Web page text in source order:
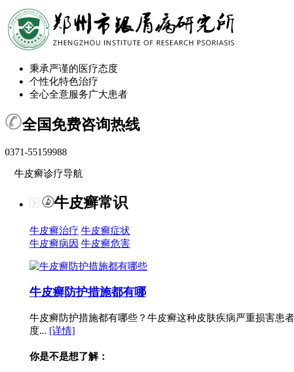
秉承严谨的医疗态度
个性化特色治疗
全心全意服务广大患者
全国免费咨询热线
0371-55159988
牛皮癣诊疗导航
牛皮癣常识
牛皮癣治疗 牛皮癣症状
牛皮癣病因 牛皮癣危害
牛皮癣防护措施都有哪
牛皮癣防护措施都有哪些？牛皮癣这种皮肤疾病严重损害患
度... [详情]
你是不是想了解：